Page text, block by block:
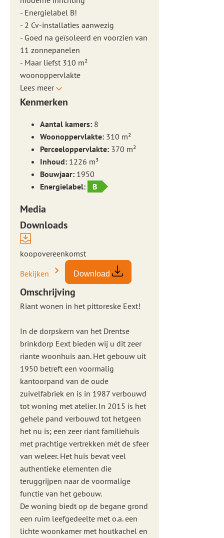
- Energielabel B!
- 2 Cv-installaties aanwezig
- Goed na geïsoleerd en voorzien van
11 zonnepanelen
- Maar liefst 310 m²
woonoppervlakte
Lees meer
Kenmerken
Aantal kamers: 8
Woonoppervlakte: 310 m²
Perceeloppervlakte: 370 m²
Inhoud: 1226 m³
Bouwjaar: 1950
Energielabel:
B
Media
Downloads
koopovereenkomst
Bekijken
Download
Omschrijving
Riant wonen in het pittoreske Eext!
In de dorpskern van het Drentse
brinkdorp Eext bieden wij u dit zeer
riante woonhuis aan. Het gebouw uit
1950 betreft een voormalig
kantoorpand van de oude
zuivelfabriek en is in 1987 verbouwd
tot woning met atelier. In 2015 is het
gehele pand verbouwd tot hetgeen
het nu is; een zeer riant familiehuis
met prachtige vertrekken mét de sfeer
van weleer. Het huis bevat veel
authentieke elementen die
teruggrijpen naar de voormalige
functie van het gebouw.
De woning biedt op de begane grond
een ruim leefgedeelte met o.a. een
lichte woonkamer met houtkachel en